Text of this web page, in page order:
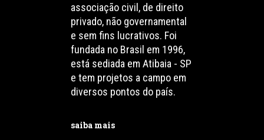
associação civil, de direito
privado, não governamental
e sem fins lucrativos. Foi
fundada no Brasil em 1996,
está sediada em Atibaia - SP
e tem projetos a campo em
diversos pontos do país.
saiba mais